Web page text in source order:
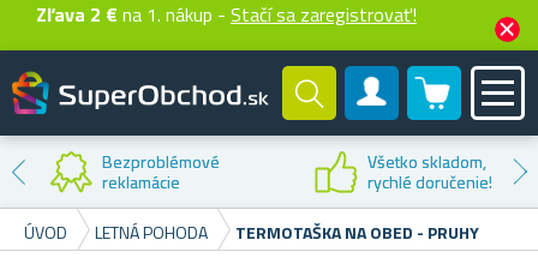
Zľava 2 € na 1. nákup - Stačí sa zaregistrovať!
Zákaznícky účet
0 produktů
Všetko skladom,
rychlé doručenie!
ÚVOD
LETNÁ POHODA TERMOTAŠKA NA OBED - PRUHY